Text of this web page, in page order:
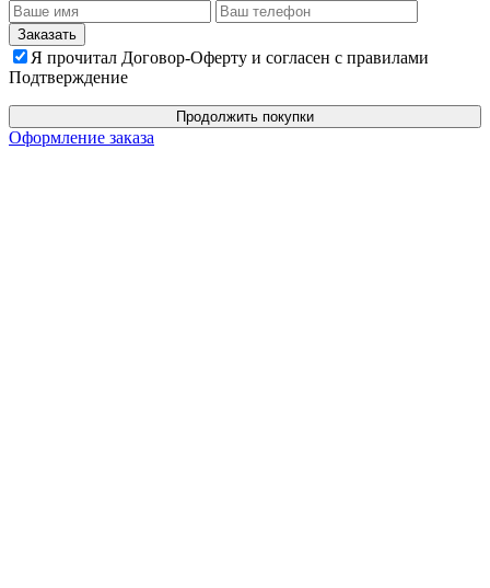
Я прочитал Договор-Оферту и согласен с правилами
Подтверждение
Продолжить покупки
Оформление заказа